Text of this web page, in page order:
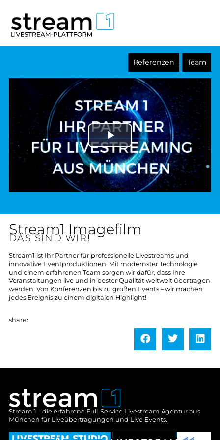
Referenzen , Team
Play Video
Stream1 Imagefilm
DAS SIND WIR!
Stream1 ist Ihr Partner für professionelle Livestreams und
innovative Eventproduktionen. Mit modernster Technologie
und einem erfahrenen Team sorgen wir dafür, dass Ihre
Veranstaltungen live und in bester Qualität weltweit übertragen
werden. Von Konferenzen bis zu großen Events – wir machen
jedes Ereignis zu einem digitalen Highlight!
share:
Stream 1 – die erfahrene Full-Service Livestream Agentur aus
München für Liveübertragungen und Live Events.